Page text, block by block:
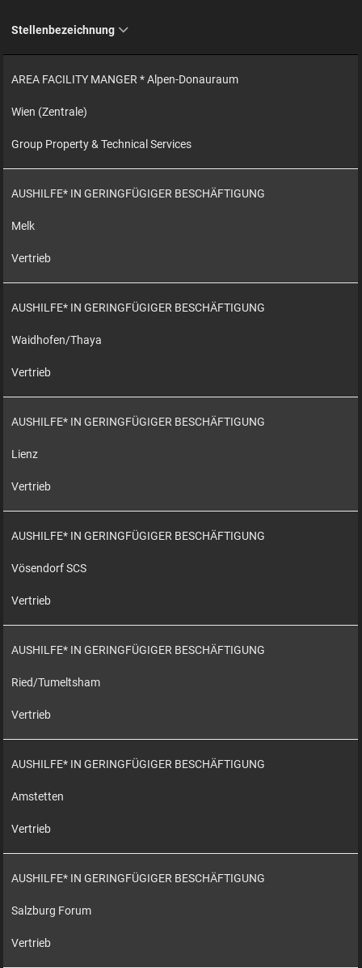
Stellenbezeichnung
AREA FACILITY MANGER * Alpen-Donauraum
Wien (Zentrale)
Group Property & Technical Services
AUSHILFE* IN GERINGFÜGIGER BESCHÄFTIGUNG
Melk
Vertrieb
AUSHILFE* IN GERINGFÜGIGER BESCHÄFTIGUNG
Waidhofen/Thaya
Vertrieb
AUSHILFE* IN GERINGFÜGIGER BESCHÄFTIGUNG
Lienz
Vertrieb
AUSHILFE* IN GERINGFÜGIGER BESCHÄFTIGUNG
Vösendorf SCS
Vertrieb
AUSHILFE* IN GERINGFÜGIGER BESCHÄFTIGUNG
Ried/Tumeltsham
Vertrieb
AUSHILFE* IN GERINGFÜGIGER BESCHÄFTIGUNG
Amstetten
Vertrieb
AUSHILFE* IN GERINGFÜGIGER BESCHÄFTIGUNG
Salzburg Forum
Vertrieb